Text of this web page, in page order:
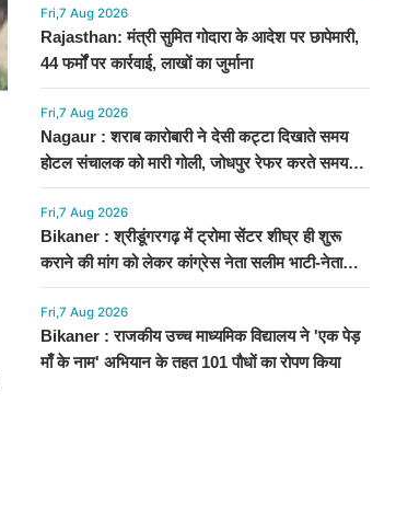
Fri,7 Aug 2026
Rajasthan: मंत्री सुमित गोदारा के आदेश पर छापेमारी,
44 फर्मों पर कार्रवाई, लाखों का जुर्माना
Fri,7 Aug 2026
Nagaur : शराब कारोबारी ने देसी कट्टा दिखाते समय
होटल संचालक को मारी गोली, जोधपुर रेफर करते समय
एंबुलेंस पलटी, मौत
Fri,7 Aug 2026
Bikaner : श्रीडूंगरगढ़ में ट्रोमा सेंटर शीघ्र ही शुरू
कराने की मांग को लेकर कांग्रेस नेता सलीम भाटी-नेता
नित्यानंद पारीक ने ज्ञापन सौंपा
Fri,7 Aug 2026
Bikaner : राजकीय उच्च माध्यमिक विद्यालय ने 'एक पेड़
माँ के नाम' अभियान के तहत 101 पौधों का रोपण किया